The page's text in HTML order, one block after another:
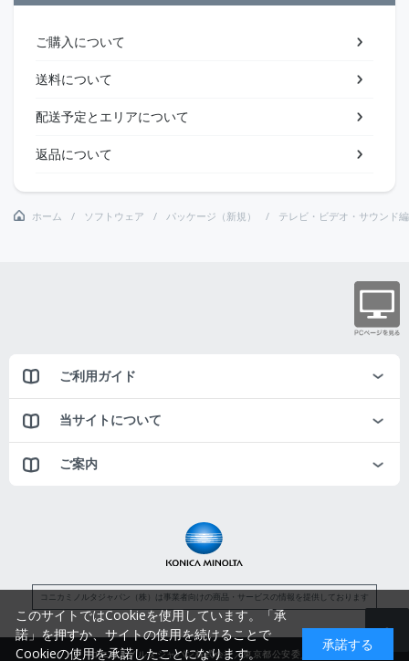
ご購入について
送料について
配送予定とエリアについて
返品について
ホーム ソフトウェア パッケージ（新規） テレビ・ビデオ・サウンド
ご利用ガイド
当サイトについて
ご案内
コニカミノルタジャパン（株）は事業者向けの商品・サービスの情報を提供しております
コニカミノルタジャパン株式会社／東京都公安委員会
このサイトではCookieを使用しています。「承
諾」を押すか、サイトの使用を続けることで
Cookieの使用を承諾したことになります。
承諾する